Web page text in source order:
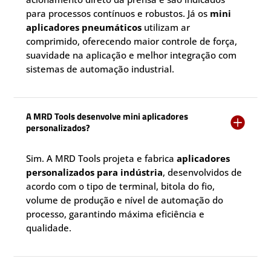
para processos contínuos e robustos. Já os mini
aplicadores pneumáticos utilizam ar
comprimido, oferecendo maior controle de força,
suavidade na aplicação e melhor integração com
sistemas de automação industrial.
A MRD Tools desenvolve mini aplicadores
personalizados?

Sim. A MRD Tools projeta e fabricaaplicadores
personalizados para indústria, desenvolvidos de
acordo com o tipo de terminal, bitola do fio,
volume de produção e nível de automação do
processo, garantindo máxima eficiência e
qualidade.